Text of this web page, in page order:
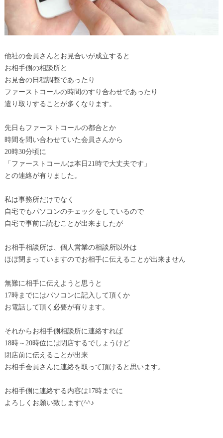
他社の会員さんとお見合いが成立すると
お相手側の相談所と
お見合の日程調整であったり
ファーストコールの時間のすり合わせであったり
遣り取りすることが多くなります。
先日もファーストコールの都合とか
時間を問い合わせていた会員さんから
20時30分頃に
「ファーストコールは本日21時で大丈夫です」
との連絡が有りました。
私は事務所だけでなく
自宅でもパソコンのチェックをしているので
自宅で事前に読むことが出来ましたが
お相手相談所は、個人営業の相談所以外は
ほぼ閉まっていますのでお相手に伝えることが出来ません
無難に相手に伝えようと思うと
17時までにはパソコンに記入して頂くか
お電話して頂く必要が有ります。
それからお相手側相談所に連絡すれば
18時～20時位には閉店するでしょうけど
閉店前に伝えることが出来
お相手会員さんに連絡を取って頂けると思います。
お相手側に連絡する内容は17時までに
よろしくお願い致します(^^♪